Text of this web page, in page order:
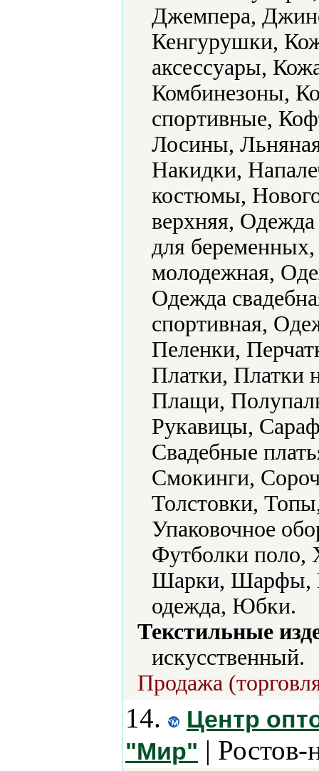
Джемпера,
Кенгурушки,
аксессуары,
Комбинезоны,
спортивные,
Лосины,
Накидки,
костюмы,
верхняя,
для
молодежная,
Одежда
спортивная,
Пеленки,
Платки, Платки
Плащи,
Рукавицы,
Свадебные
Смокинги,
Толстовки,
Упаковочное
Футболки
Шарки, Шарфы,
одежда, Юбки.
Текстильные
искусственный.
Продажа
14.
Центр
"Мир" |